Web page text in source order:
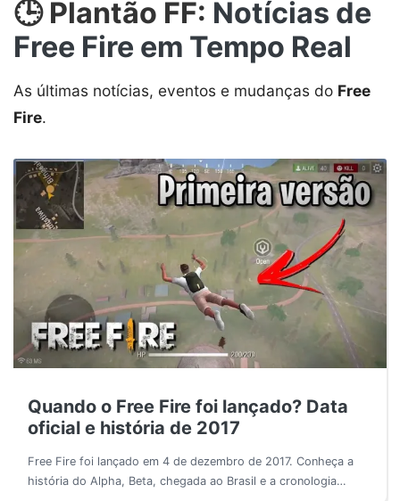
🕒 Plantão FF: Notícias de
Free Fire em Tempo Real
As últimas notícias, eventos e mudanças do Free
Fire.
Quando o Free Fire foi lançado? Data
oficial e história de 2017
Free Fire foi lançado em 4 de dezembro de 2017. Conheça a
história do Alpha, Beta, chegada ao Brasil e a cronologia…